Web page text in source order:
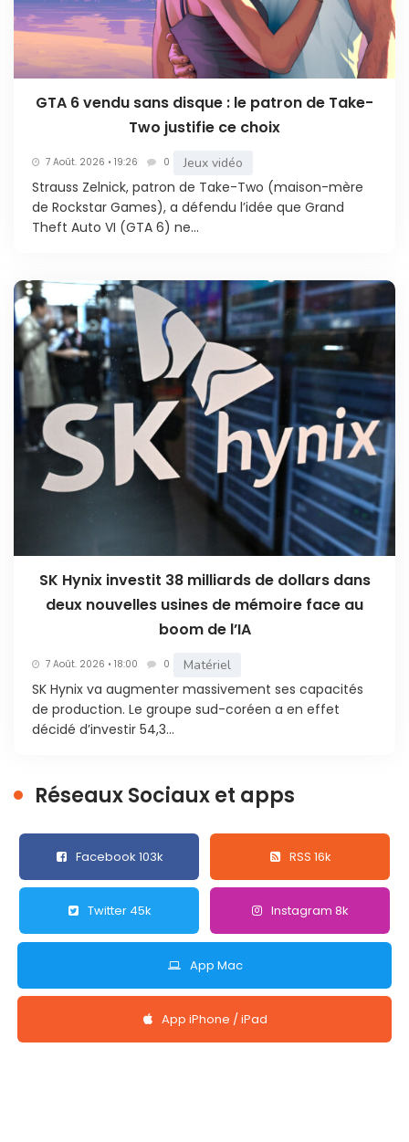
GTA 6 vendu sans disque : le patron de Take-
Two justifie ce choix
7 Août. 2026 • 19:26 0 Jeux vidéo
Strauss Zelnick, patron de Take-Two (maison-mère
de Rockstar Games), a défendu l’idée que Grand
Theft Auto VI (GTA 6) ne...
SK Hynix investit 38 milliards de dollars dans
deux nouvelles usines de mémoire face au
boom de l’IA
7 Août. 2026 • 18:00 0 Matériel
SK Hynix va augmenter massivement ses capacités
de production. Le groupe sud-coréen a en effet
décidé d’investir 54,3...
Réseaux Sociaux et apps
Facebook 103k RSS 16k
Twitter 45k Instagram 8k
App Mac
App iPhone / iPad